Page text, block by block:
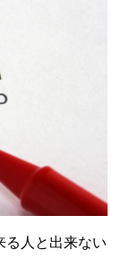
る人と出来ない